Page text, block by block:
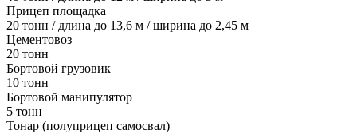
Прицеп площадка
20 тонн / длина до 13,6 м / ширина до 2,45 м
Цементовоз
20 тонн
Бортовой грузовик
10 тонн
Бортовой манипулятор
5 тонн
Тонар (полуприцеп самосвал)